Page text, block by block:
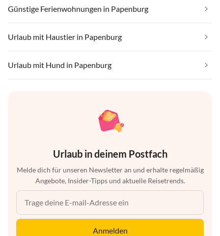
Günstige Ferienwohnungen in Papenburg
Urlaub mit Haustier in Papenburg
Urlaub mit Hund in Papenburg
Urlaub in deinem Postfach
Melde dich für unseren Newsletter an und erhalte regelmäßig
Angebote, Insider-Tipps und aktuelle Reisetrends.
Anmelden